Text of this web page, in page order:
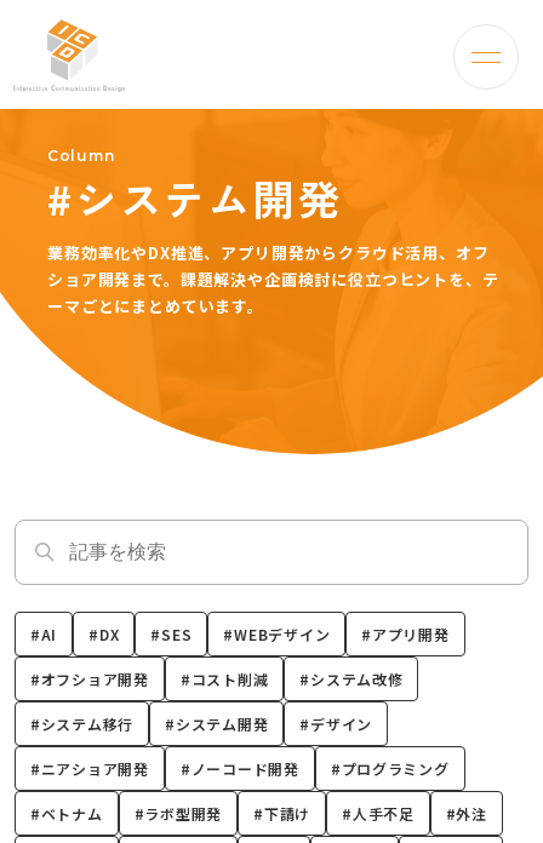
Column
#システム開発
業務効率化やDX推進、アプリ開発からクラウド活用、オフ
ショア開発まで。 課題解決や企画検討に役立つヒントを、テ
ーマごとにまとめています。
#AI #DX #SES #WEBデザイン #アプリ開発
#オフショア開発 #コスト削減 #システム改修
#システム移行 #システム開発 #デザイン
#ニアショア開発 #ノーコード開発 #プログラミング
#ベトナム #ラボ型開発 #下請け #人手不足 #外注